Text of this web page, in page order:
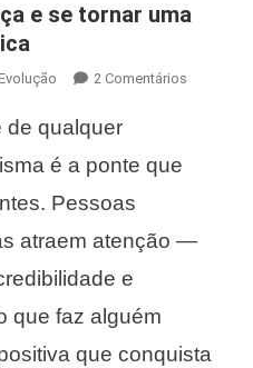
e se tornar uma
2 ComentáriosEm
de qualquer
é a ponte que
Pessoas
atraem atenção —
e
que faz alguém
que conquista